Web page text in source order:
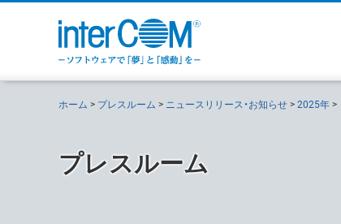
ホーム プレスルーム ニュースリリース・お知らせ 2025年
プレスルーム